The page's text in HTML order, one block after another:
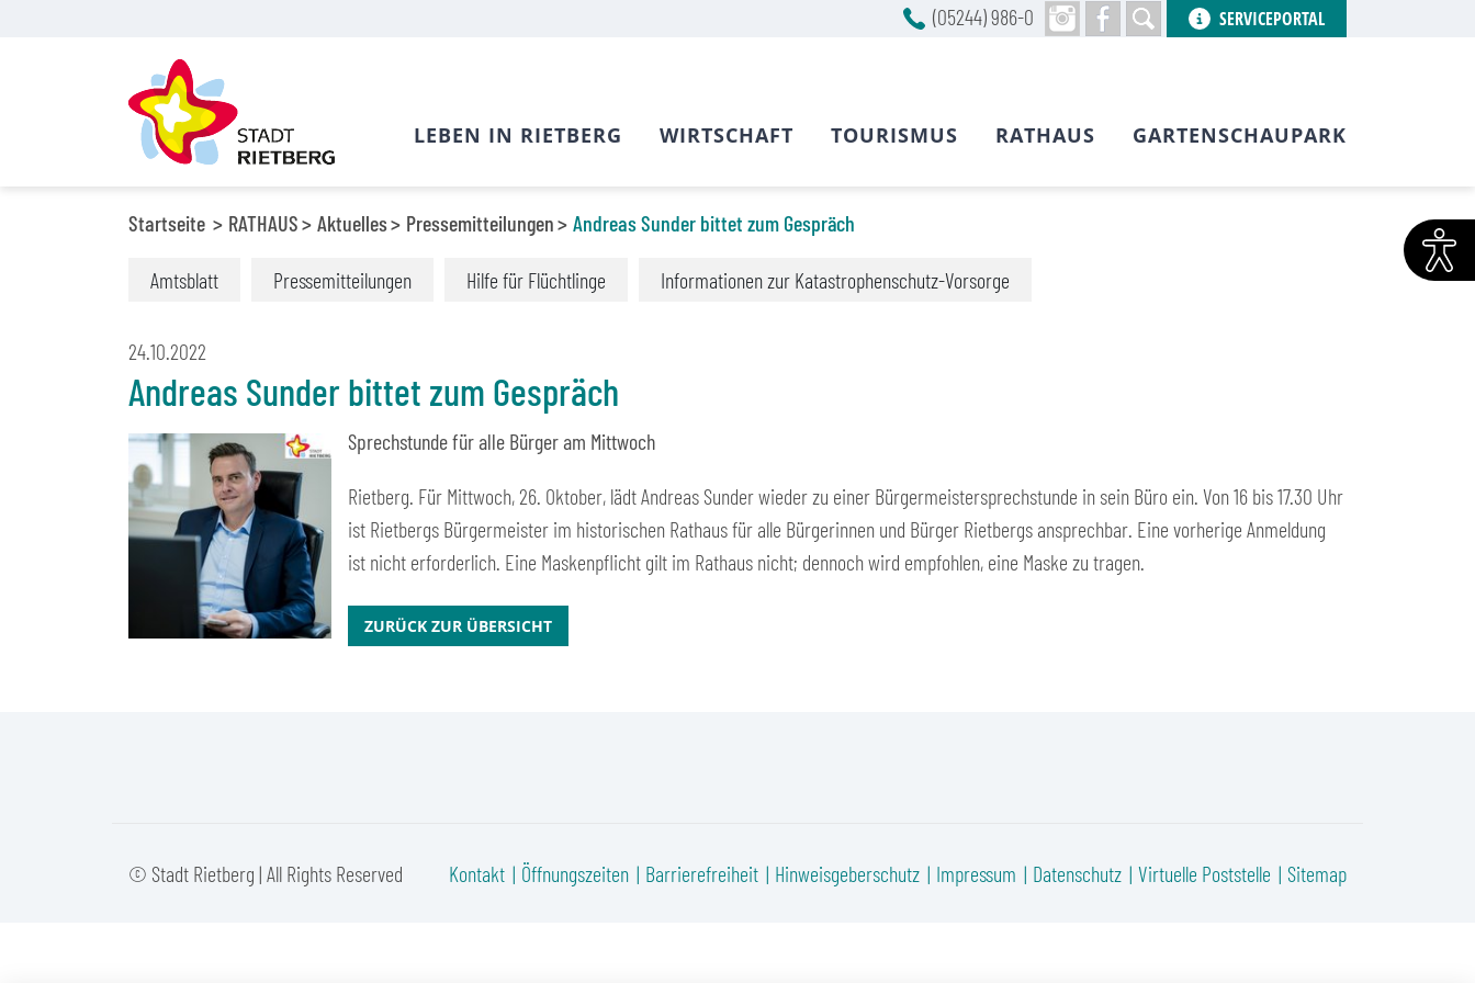
Startseite RATHAUS Aktuelles Pressemitteilungen Andreas Sunder bittet zum Gespräch
Amtsblatt Pressemitteilungen Hilfe für Flüchtlinge Informationen zur Katastrophenschutz-Vorsorge
24.10.2022
Andreas Sunder bittet zum Gespräch
Sprechstunde für alle Bürger am Mittwoch
Rietberg. Für Mittwoch, 26. Oktober, lädt Andreas Sunder wieder zu einer Bürgermeistersprechstunde in sein Büro ein. Von 16 bis 17.30 Uhr
ist Rietbergs Bürgermeister im historischen Rathaus für alle Bürgerinnen und Bürger Rietbergs ansprechbar. Eine vorherige Anmeldung
ist nicht erforderlich. Eine Maskenpflicht gilt im Rathaus nicht; dennoch wird empfohlen, eine Maske zu tragen.
ZURÜCK ZUR ÜBERSICHT
© Stadt Rietberg | All Rights Reserved Kontakt Öffnungszeiten Barrierefreiheit Hinweisgeberschutz Impressum Datenschutz Virtuelle Poststelle Sitemap
(05244) 986-0 SERVICEPORTAL
LEBEN IN RIETBERG WIRTSCHAFT TOURISMUS RATHAUS GARTENSCHAUPARK